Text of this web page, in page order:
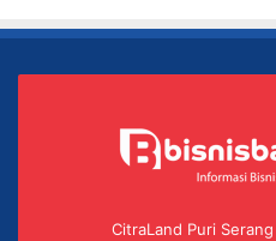
CitraLand Puri